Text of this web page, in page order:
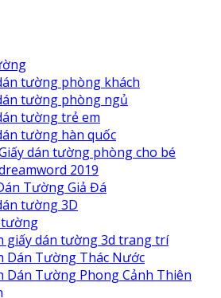
tường phòng khách
tường phòng ngủ
tường trẻ em
tường hàn quốc
dán tường phòng cho bé
2019
Tường Giả Đá
tường 3D
giấy dán tường 3d trang trí
Dán Tường Thác Nước
Dán Tường Phong Cảnh Thiên